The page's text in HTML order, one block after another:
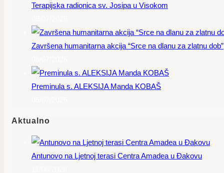
Terapijska radionica sv. Josipa u Visokom
Završena humanitarna akcija “Srce na dlanu za zlatnu dob”
Preminula s. ALEKSIJA Manda KOBAŠ
Aktualno
Antunovo na Ljetnoj terasi Centra Amadea u Đakovu